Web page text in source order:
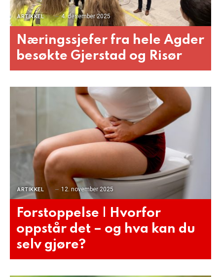
ARTIKKEL 4. desember 2025
Næringssjefer fra hele Agder
besøkte Gjerstad og Risør
ARTIKKEL 12. november 2025
Forstoppelse | Hvorfor
oppstår det – og hva kan du
selv gjøre?